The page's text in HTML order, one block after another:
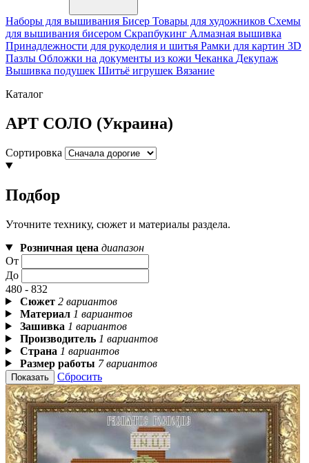
Наборы для вышивания Бисер Товары для художников Схемы
для вышивания бисером Скрапбукинг Алмазная вышивка
Принадлежности для рукоделия и шитья Рамки для картин 3D
Пазлы Обложки на документы из кожи Чеканка Декупаж
Вышивка подушек Шитьё игрушек Вязание
Каталог
АРТ СОЛО (Украина)
Сортировка
Подбор
Уточните технику, сюжет и материалы раздела.
Розничная цена диапазон
От
До
480 - 832
Сюжет 2 вариантов
Материал 1 вариантов
Зашивка 1 вариантов
Производитель 1 вариантов
Страна 1 вариантов
Размер работы 7 вариантов
Показать Сбросить